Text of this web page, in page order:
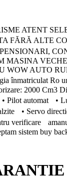
ATENT
ALTE
MASINA
AUTO
Ro
2000 Cm3
• Pilot
• Servo
verificare
sistem buy